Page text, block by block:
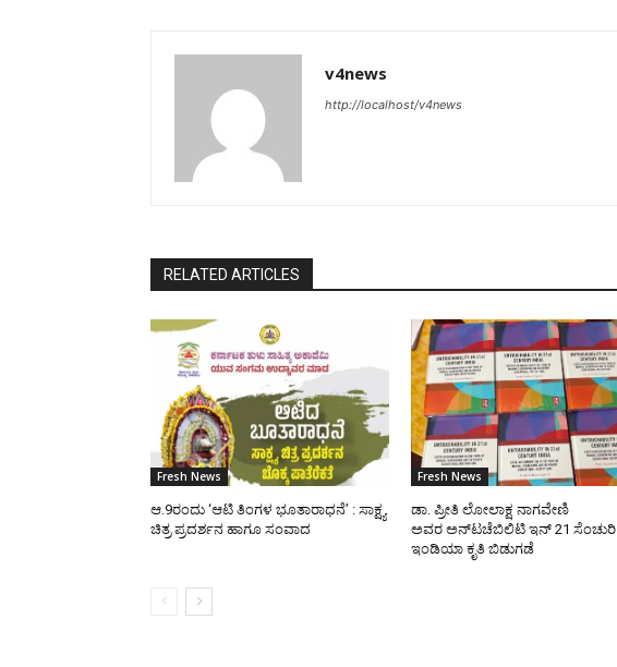
v4news
http://localhost/v4news
RELATED ARTICLES
Fresh News
ಆ.9ರಂದು ‘ಆಟಿ ತಿಂಗಳ ಭೂತಾರಾಧನೆ’ : ಸಾಕ್ಷ್ಯ
ಚಿತ್ರ ಪ್ರದರ್ಶನ ಹಾಗೂ ಸಂವಾದ
Fresh News
ಡಾ. ಪ್ರೀತಿ ಲೋಲಾಕ್ಷ ನಾಗವೇಣಿ
ಅವರ ಅನ್‌ಟಚೆಬಿಲಿಟಿ ಇನ್ 21 ಸೆಂಚುರಿ
ಇಂಡಿಯಾ ಕೃತಿ ಬಿಡುಗಡೆ